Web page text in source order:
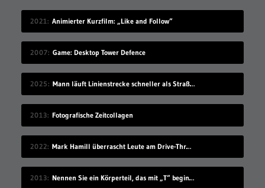
2021 Animierter Kurzfilm: „Like and Follow“
2007 Game: Desktop Tower Defence
2025 Mann läuft Linienstrecke schneller als Straßenbahn
2013 Fotografische Zeitcollagen
2022 Mark Hamill überrascht Leute am Drive-Thru-Schalter
2013 Nennen Sie ein Körperteil, das mit „T“ beginnt